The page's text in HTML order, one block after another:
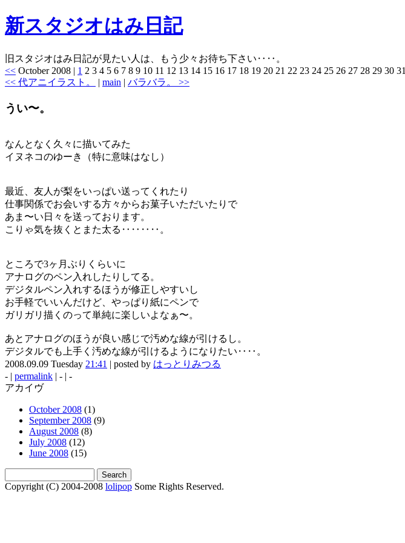
新スタジオはみ日記
旧スタジオはみ日記が見たい人は、もう少々お待ち下さい‥‥。
<< October 2008 | 1 2 3 4 5 6 7 8 9 10 11 12 13 14 15 16 17 18 19 20 21 22 23 24 25 26 27 28 29 30 31
<< 代アニイラスト。
| main | バラバラ。 >>
うい〜。
なんとなく久々に描いてみた
イヌネコのゆーき（特に意味はなし）
最近、友人が梨をいっぱい送ってくれたり
仕事関係でお会いする方々からお菓子いただいたりで
あま〜い日々を送っております。
こりゃ気を抜くとまた太る‥‥‥‥。
ところで3ヶ月ぶりくらいに
アナログのペン入れしたりしてる。
デジタルペン入れするほうが修正しやすいし
お手軽でいいんだけど、やっぱり紙にペンで
ガリガリ描くのって単純に楽しいよなぁ〜。
あとアナログのほうが良い感じで汚めな線が引けるし。
デジタルでも上手く汚めな線が引けるようになりたい‥‥。
2008.09.09 Tuesday 21:41 | posted by はっとりみつる
- | permalink | - | -
アカイヴ
October 2008 (1)
September 2008 (9)
August 2008 (8)
July 2008 (12)
June 2008 (15)
Copyright (C) 2004-2008 lolipop Some Rights Reserved.